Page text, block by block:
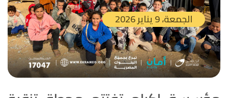
الجمعة، 9 يناير 2026